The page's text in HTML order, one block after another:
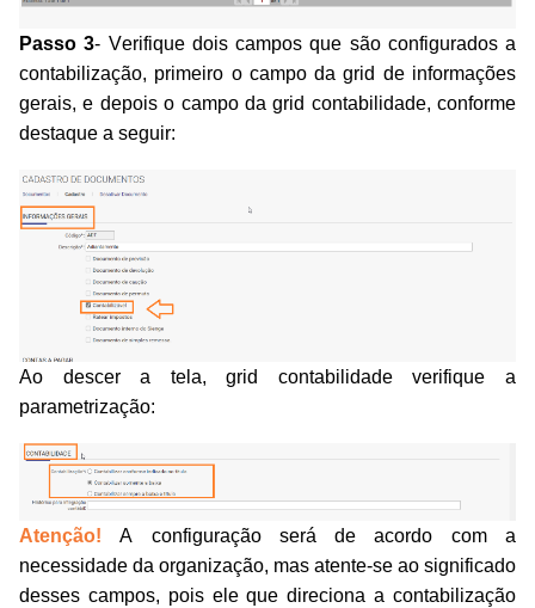
Passo 3- Verifique dois campos que são configurados a
contabilização, primeiro o campo da grid de informações
gerais, e depois o campo da grid contabilidade, conforme
destaque a seguir:
Ao descer a tela, grid contabilidade verifique a
parametrização:
Atenção! A configuração será de acordo com a
necessidade da organização, mas atente-se ao significado
desses campos, pois ele que direciona a contabilização